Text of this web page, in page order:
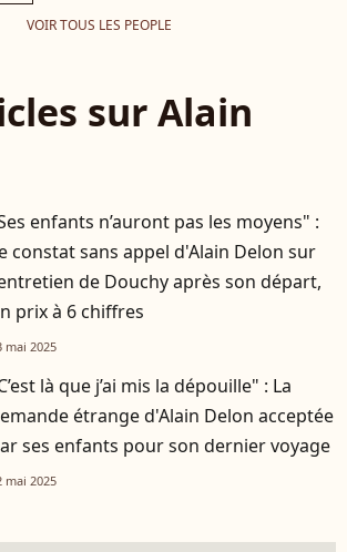
VOIR TOUS LES PEOPLE
sur Alain
enfants n’auront pas les moyens" :
constat sans appel d'Alain Delon sur
de Douchy après son départ,
prix à 6 chiffres
mai 2025
là que j’ai mis la dépouille" : La
étrange d'Alain Delon acceptée
ses enfants pour son dernier voyage
mai 2025